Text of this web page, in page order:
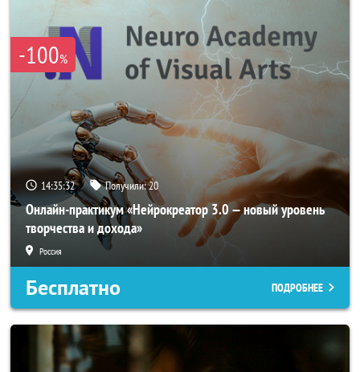
-100%
14:35:29 Получили:20
Онлайн-практикум «Нейрокреатор 3.0 — новый уровень
творчества и дохода»
Россия
Бесплатно ПОДРОБНЕЕ